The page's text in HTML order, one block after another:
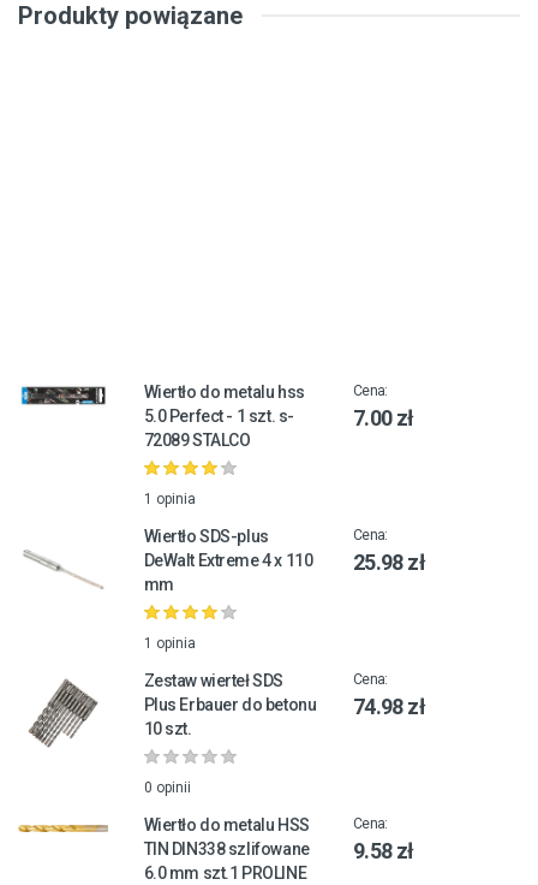
Produkty powiązane
Wiertło do metalu hss
5.0 Perfect - 1 szt. s-
72089 STALCO
1 opinia
Cena:
7.00 zł
Wiertło SDS-plus
DeWalt Extreme 4 x 110
mm
1 opinia
Cena:
25.98 zł
Zestaw wierteł SDS
Plus Erbauer do betonu
10 szt.
0 opinii
Cena:
74.98 zł
Wiertło do metalu HSS
TIN DIN338 szlifowane
6.0 mm szt.1 PROLINE
Cena:
9.58 zł